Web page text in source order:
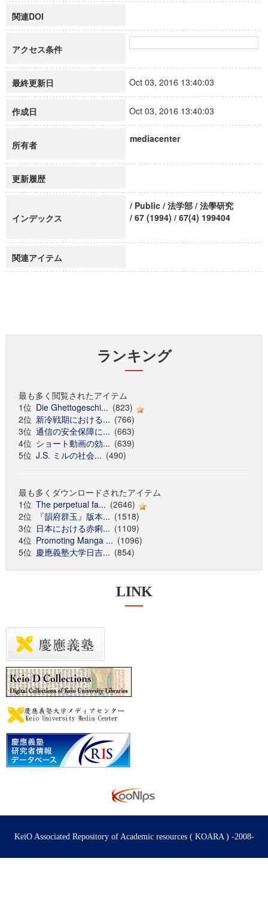
関連DOI
アクセス条件
最終更新日 Oct 03, 2016 13:40:03
作成日 Oct 03, 2016 13:40:03
所有者
mediacenter
更新履歴
インデックス
/ Public / 法学部 / 法學研究
/ 67 (1994) / 67(4) 199404
関連アイテム
ランキング
最も多く閲覧されたアイテム
1位 Die Ghettogeschi... (823)
2位 新冷戦期における... (766)
3位 通信の安全保障に... (663)
4位 ショート動画の効... (639)
5位 J.S. ミルの社会... (490)
最も多くダウンロードされたアイテム
1位 The perpetual fa... (2646)
2位
『韻府群玉』版本... (1518)
3位 日本における赤痢... (1109)
4位 Promoting Manga ... (1096)
5位 慶應義塾大学日吉... (854)
LINK
KeiO Associated Repository of Academic resources ( KOARA ) -2008-